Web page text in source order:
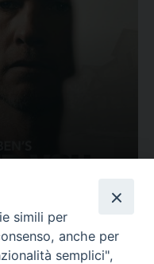
simili per
anche per
semplici",